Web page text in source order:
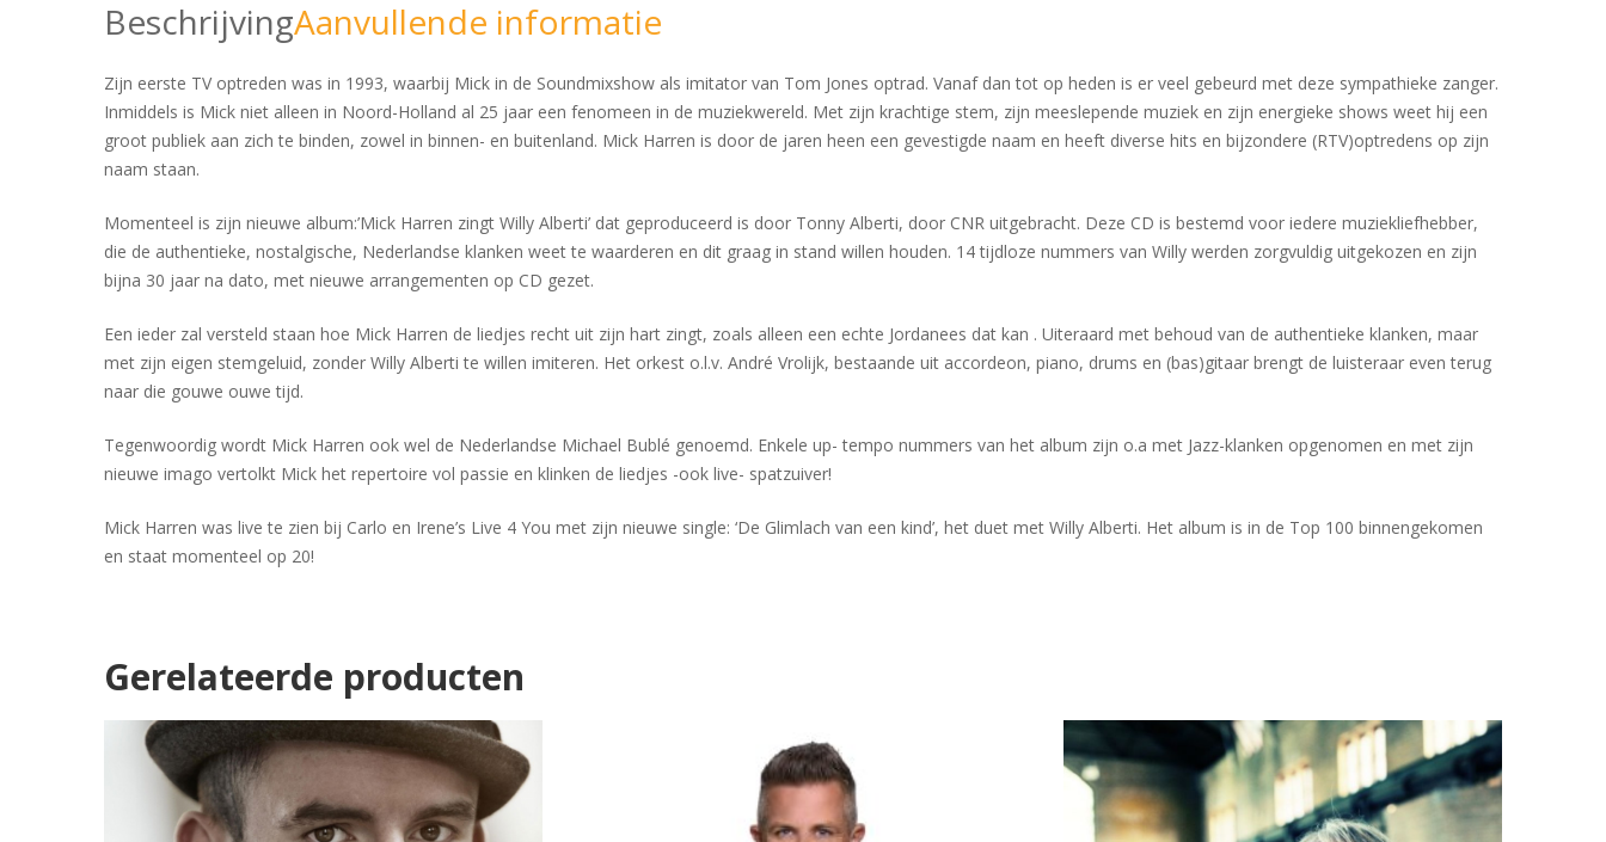
BeschrijvingAanvullende informatie
Zijn eerste TV optreden was in 1993, waarbij Mick in de Soundmixshow als imitator van Tom Jones optrad. Vanaf dan tot op heden is er veel gebeurd met deze sympathieke zanger.
Inmiddels is Mick niet alleen in Noord-Holland al 25 jaar een fenomeen in de muziekwereld. Met zijn krachtige stem, zijn meeslepende muziek en zijn energieke shows weet hij een
groot publiek aan zich te binden, zowel in binnen- en buitenland. Mick Harren is door de jaren heen een gevestigde naam en heeft diverse hits en bijzondere (RTV)optredens op zijn
naam staan.
Momenteel is zijn nieuwe album:’Mick Harren zingt Willy Alberti’ dat geproduceerd is door Tonny Alberti, door CNR uitgebracht. Deze CD is bestemd voor iedere muziekliefhebber,
die de authentieke, nostalgische, Nederlandse klanken weet te waarderen en dit graag in stand willen houden. 14 tijdloze nummers van Willy werden zorgvuldig uitgekozen en zijn
bijna 30 jaar na dato, met nieuwe arrangementen op CD gezet.
Een ieder zal versteld staan hoe Mick Harren de liedjes recht uit zijn hart zingt, zoals alleen een echte Jordanees dat kan . Uiteraard met behoud van de authentieke klanken, maar
met zijn eigen stemgeluid, zonder Willy Alberti te willen imiteren. Het orkest o.l.v. André Vrolijk, bestaande uit accordeon, piano, drums en (bas)gitaar brengt de luisteraar even terug
naar die gouwe ouwe tijd.
Tegenwoordig wordt Mick Harren ook wel de Nederlandse Michael Bublé genoemd. Enkele up- tempo nummers van het album zijn o.a met Jazz-klanken opgenomen en met zijn
nieuwe imago vertolkt Mick het repertoire vol passie en klinken de liedjes -ook live- spatzuiver!
Mick Harren was live te zien bij Carlo en Irene’s Live 4 You met zijn nieuwe single: ‘De Glimlach van een kind’, het duet met Willy Alberti. Het album is in de Top 100 binnengekomen
en staat momenteel op 20!
Gerelateerde producten